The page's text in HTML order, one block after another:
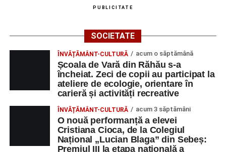
Platoul Centrului Cultural „Lucian
Blaga” Sebeș
(Race Office) pentru competiția„Cicloaventurier de
Râpa Roșie
Orele 17.00–20.00
– Antrenamente libere pe traseul de
PUBLICITATE
SOCIETATE
ÎNVĂȚĂMÂNT-CULTURĂ acum o săptămână
Școala de Vară din Răhău s-a
încheiat. Zeci de copii au participat la
ateliere de ecologie, orientare în
carieră și activități recreative
ÎNVĂȚĂMÂNT-CULTURĂ acum 3 săptămâni
O nouă performanță a elevei
Cristiana Cioca, de la Colegiul
Național „Lucian Blaga” din Sebeș:
Premiul III la etapa națională a